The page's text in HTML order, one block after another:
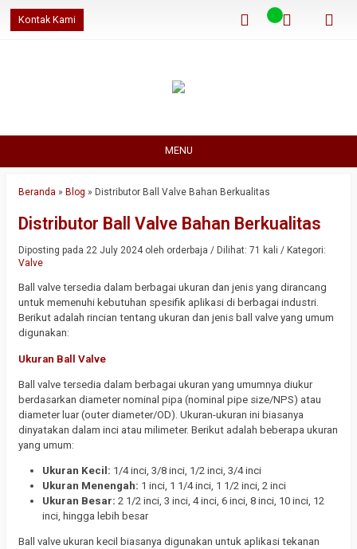
Kontak Kami
MENU
Beranda » Blog » Distributor Ball Valve Bahan Berkualitas
Distributor Ball Valve Bahan Berkualitas
Diposting pada 22 July 2024 oleh orderbaja / Dilihat: 71 kali / Kategori:
Valve
Ball valve tersedia dalam berbagai ukuran dan jenis yang dirancang
untuk memenuhi kebutuhan spesifik aplikasi di berbagai industri.
Berikut adalah rincian tentang ukuran dan jenis ball valve yang umum
digunakan:
Ukuran Ball Valve
Ball valve tersedia dalam berbagai ukuran yang umumnya diukur
berdasarkan diameter nominal pipa (nominal pipe size/NPS) atau
diameter luar (outer diameter/OD). Ukuran-ukuran ini biasanya
dinyatakan dalam inci atau milimeter. Berikut adalah beberapa ukuran
yang umum:
Ukuran Kecil: 1/4 inci, 3/8 inci, 1/2 inci, 3/4 inci
Ukuran Menengah: 1 inci, 1 1/4 inci, 1 1/2 inci, 2 inci
Ukuran Besar: 2 1/2 inci, 3 inci, 4 inci, 6 inci, 8 inci, 10 inci, 12
inci, hingga lebih besar
Ball valve ukuran kecil biasanya digunakan untuk aplikasi tekanan